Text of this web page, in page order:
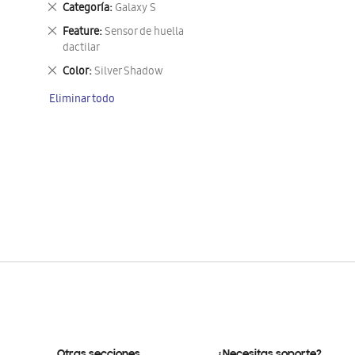
Categoría Galaxy S
Eliminar
este
artículo
Feature Sensor de huella
dactilar
Eliminar
este
artículo
Color Silver Shadow
Eliminar
artículo
Eliminar todo